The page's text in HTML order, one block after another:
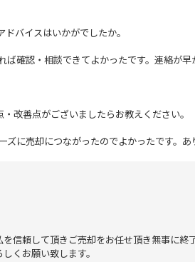
バイスはいかがでしたか。
確認・相談できてよかったです。連絡が
改善点がございましたらお教えください。
に売却につながったのでよかったです。
信頼して頂きご売却をお任せ頂き無事に終
くお願い致します。